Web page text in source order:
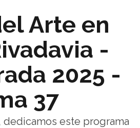
Arte en
-
2025 -
37
dedicamos este programa